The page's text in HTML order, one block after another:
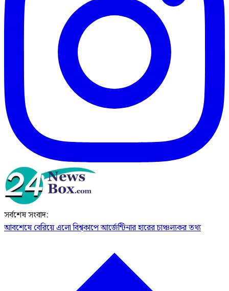
সর্বশেষ সংবাদ:
আবশেষে বেরিয়ে এলো বিশ্বকাপে আর্জেন্টিনার হারের চাঞ্চল্যকর তথ্য